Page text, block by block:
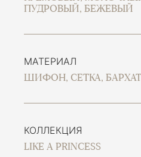
ПУДРОВЫЙ, БЕЖЕВЫЙ
МАТЕРИАЛ
ШИФОН, СЕТКА, БАРХАТ
КОЛЛЕКЦИЯ
LIKE A PRINCESS